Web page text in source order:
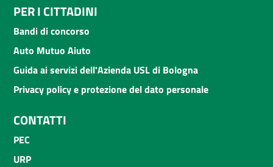
PER I CITTADINI
Bandi di concorso
Auto Mutuo Aiuto
Guida ai servizi dell'Azienda USL di Bologna
Privacy policy e protezione del dato personale
CONTATTI
PEC
URP